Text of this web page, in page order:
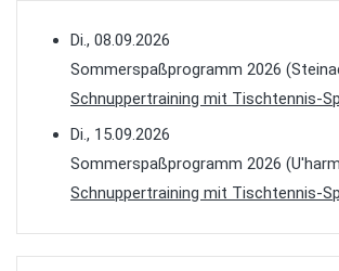
Di., 08.09.2026
Sommerspaßprogramm 2026
Schnuppertraining mit Tischtennis-
Di., 15.09.2026
Sommerspaßprogramm 2026
Schnuppertraining mit Tischtennis-